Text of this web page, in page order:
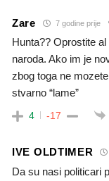
Zare 7 godine prije
Hunta?? Oprostite
naroda. Ako im je
zbog toga ne
stvarno “lame”
4 -17
IVE OLDTIMER
Da su nasi politicari